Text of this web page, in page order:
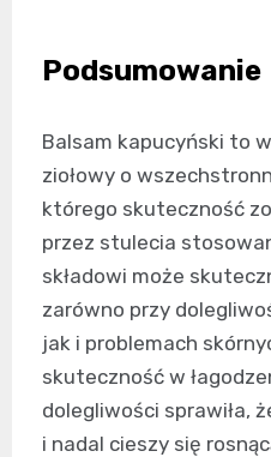
Podsumowanie
Balsam kapucyński to
ziołowy o
którego skuteczność
przez stulecia
składowi może
zarówno przy
jak i problemach
skuteczność w
dolegliwości sprawiła,
i nadal cieszy się